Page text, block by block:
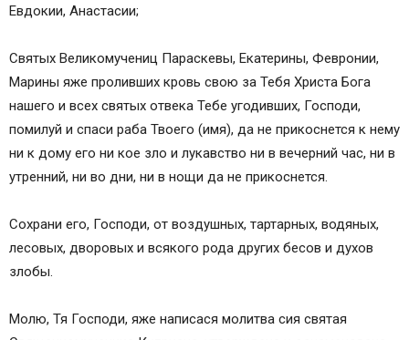
Евдокии, Анастасии;
Святых Великомучениц Параскевы, Екатерины, Февронии,
Марины яже проливших кровь свою за Тебя Христа Бога
нашего и всех святых отвека Тебе угодивших, Господи,
помилуй и спаси раба Твоего (имя), да не прикоснется к нему
ни к дому его ни кое зло и лукавство ни в вечерний час, ни в
утренний, ни во дни, ни в нощи да не прикоснется.
Сохрани его, Господи, от воздушных, тартарных, водяных,
лесовых, дворовых и всякого рода других бесов и духов
злобы.
Молю, Тя Господи, яже написася молитва сия святая